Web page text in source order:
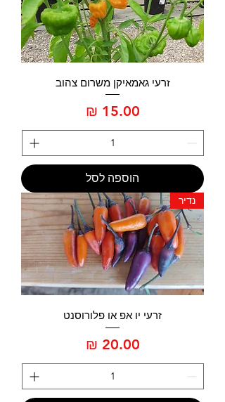
זרעי גאמאיקן משרום צהוב​​​​​​​
מחיר
הוספה לסל
נדיר
זרעי יו אפ או פלורוסנט
מחיר